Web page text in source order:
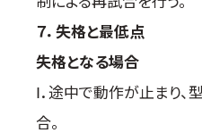
７．失格と最低点
失格となる場合
Ⅰ．途中で動作が止まり
合。